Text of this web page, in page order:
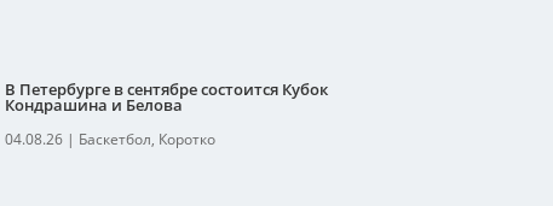
В Петербурге в сентябре состоится Кубок
Кондрашина и Белова
04.08.26| Баскетбол, Коротко